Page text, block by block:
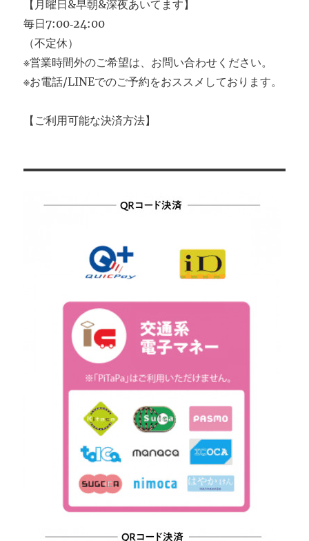
【月曜日&早朝&深夜あいてます】
毎日7:00‐24:00
（不定休）
※営業時間外のご希望は、お問い合わせください。
※お電話/LINEでのご予約をおススメしております。
【ご利用可能な決済方法】